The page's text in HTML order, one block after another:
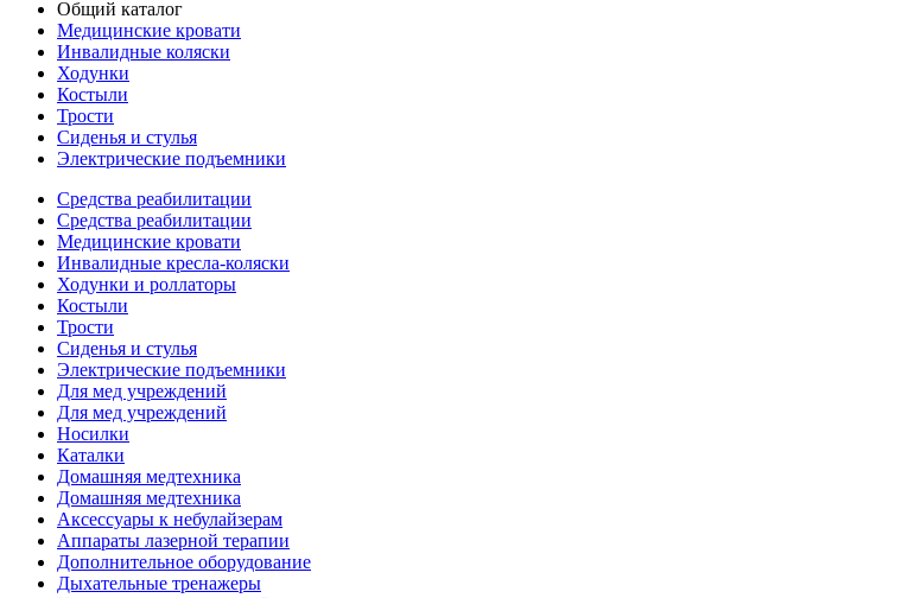
Общий каталог
Медицинские кровати
Инвалидные коляски
Ходунки
Костыли
Трости
Сиденья и стулья
Электрические подъемники
Средства реабилитации
Средства реабилитации
Медицинские кровати
Инвалидные кресла-коляски
Ходунки и роллаторы
Костыли
Трости
Сиденья и стулья
Электрические подъемники
Для мед учреждений
Для мед учреждений
Носилки
Каталки
Домашняя медтехника
Домашняя медтехника
Аксессуары к небулайзерам
Аппараты лазерной терапии
Дополнительное оборудование
Дыхательные тренажеры